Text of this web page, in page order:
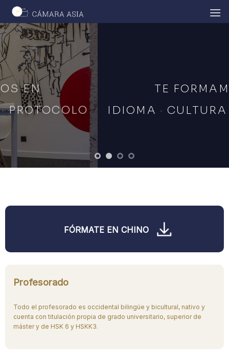
Skip
content
EN
TE
IDIOMA · CULTURA ·
FÓRMATE EN CHINO
Profesorado
Todo el profesorado es occidental bilingüe y bicultural, nativo y
cuenta con titulación propia de grado universitario, superior de
máster y de HSK 6 y HSKK3.